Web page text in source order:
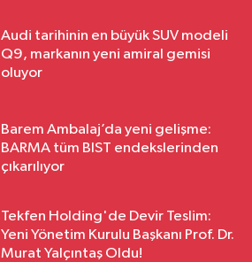
Audi tarihinin en büyük SUV modeli
Q9, markanın yeni amiral gemisi
oluyor
Barem Ambalaj’da yeni gelişme:
BARMA tüm BIST endekslerinden
çıkarılıyor
Tekfen Holding'de Devir Teslim:
Yeni Yönetim Kurulu Başkanı Prof. Dr.
Murat Yalçıntaş Oldu!